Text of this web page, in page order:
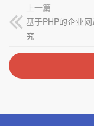
上一篇
基于PHP的企业
究